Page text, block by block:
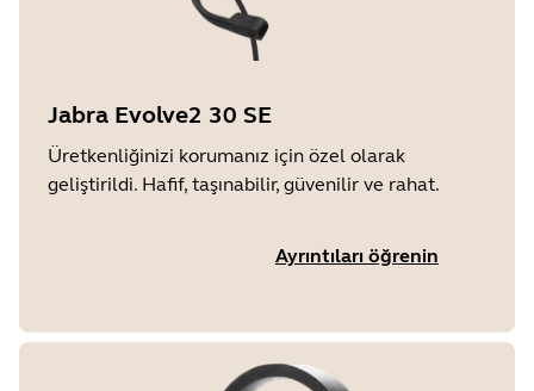
Jabra Evolve2 30 SE
Üretkenliğinizi korumanız için özel olarak
geliştirildi. Hafif, taşınabilir, güvenilir ve rahat.
Ayrıntıları öğrenin